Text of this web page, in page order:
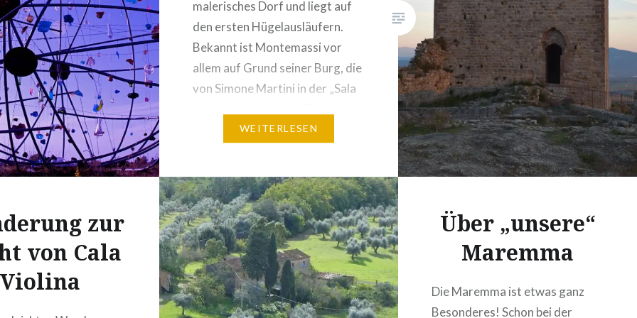
Steinhäusern hat sehr alte…
malerisches Dorf und liegt auf
den ersten Hügelausläufern.
Bekannt ist Montemassi vor
allem auf Grund seiner Burg, die
von Simone Martini in der „Sala
verewigt wurde. Wir erobern
und genießen den…
WEITERLESEN
zur
von Cala
Violina
Über „unsere“
Maremma
Die Maremma ist etwas ganz
Besonderes! Schon bei der